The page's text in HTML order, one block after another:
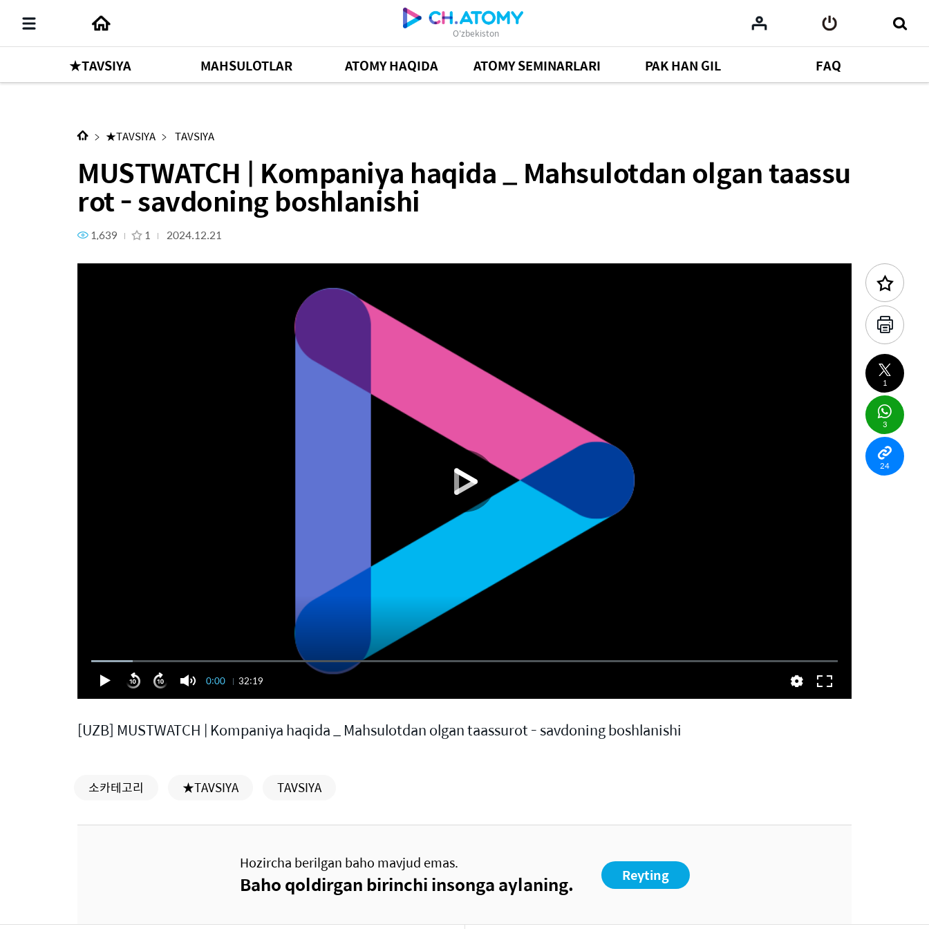
O'zbekiston
★TAVSIYA MAHSULOTLAR ATOMY HAQIDA ATOMY SEMINARLARI PAK HAN GIL FAQ
MUSTWATCH | Kompaniya haqida _ Mahsulotdan olgan taassurot - savdoning boshlanishi
Keyingi kontent Oldingi kontent
★TAVSIYA TAVSIYA
MUSTWATCH | Kompaniya haqida _ Mahsulotdan olgan taassu
rot - savdoning boshlanishi
1,639 1 2024.12.21
0:00 32:19
[UZB] MUSTWATCH | Kompaniya haqida _ Mahsulotdan olgan taassurot - savdoning boshlanishi
소카테고리 ★TAVSIYA TAVSIYA
Hozircha berilgan baho mavjud emas.
Baho qoldirgan birinchi insonga aylaning. Reyting